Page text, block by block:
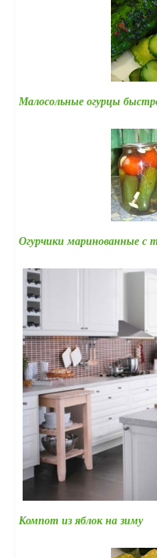
Малосольные огурцы
Огурчики маринованные с
Компот из яблок на зиму